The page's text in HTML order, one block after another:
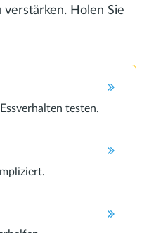
verstärken. Holen Sie
testen.